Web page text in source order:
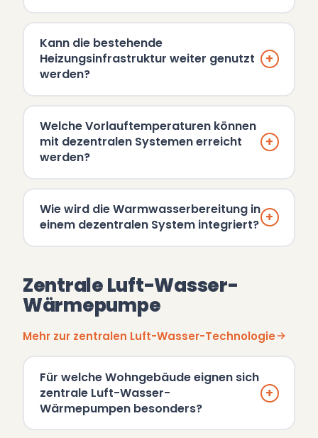
Kann die bestehende
Heizungsinfrastruktur weiter genutzt
werden?
+
Welche Vorlauftemperaturen können
mit dezentralen Systemen erreicht
werden?
+
Wie wird die Warmwasserbereitung in
einem dezentralen System integriert? +
Zentrale Luft-Wasser-
Wärmepumpe
Mehr zur zentralen Luft-Wasser-Technologie
Für welche Wohngebäude eignen sich
zentrale Luft-Wasser-
Wärmepumpen besonders?
+